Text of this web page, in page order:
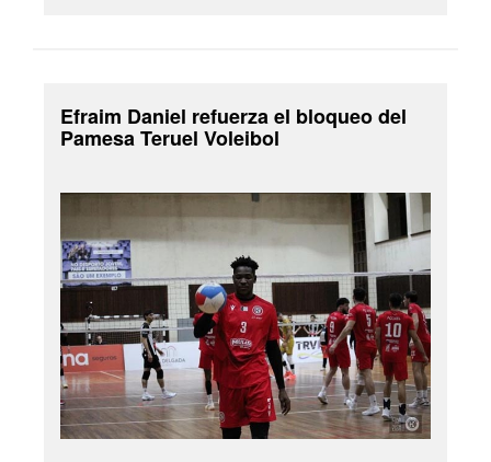
Efraim Daniel refuerza el bloqueo del
Pamesa Teruel Voleibol